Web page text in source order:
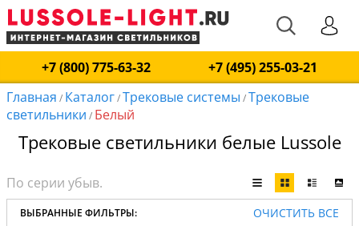
+7 (800) 775-63-32
+7 (495) 255-03-21
Главная / Каталог/Трековые системы /Трековые
светильники / Белый
Трековые светильники белые Lussole
ВЫБРАННЫЕ ФИЛЬТРЫ: ОЧИСТИТЬ ВСЕ